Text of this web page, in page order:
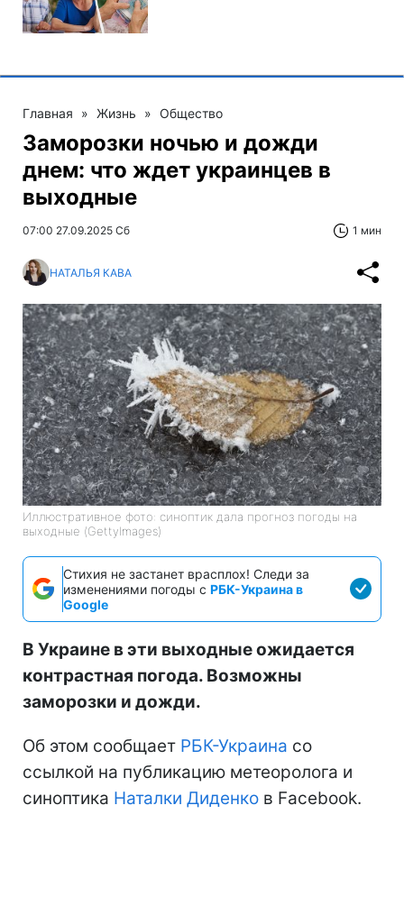
Главная » Жизнь » Общество
Заморозки ночью и дожди
днем: что ждет украинцев в
выходные
07:00 27.09.2025 Сб 1 мин
НАТАЛЬЯ КАВА
Иллюстративное фото: синоптик дала прогноз погоды на
выходные (GettyImages)
Стихия не застанет врасплох! Следи за
изменениями погоды с РБК-Украина в
Google
В Украине в эти выходные ожидается
контрастная погода. Возможны
заморозки и дожди.
Об этом сообщает РБК-Украина со
ссылкой на публикацию метеоролога и
синоптика Наталки Диденко в Facebook.